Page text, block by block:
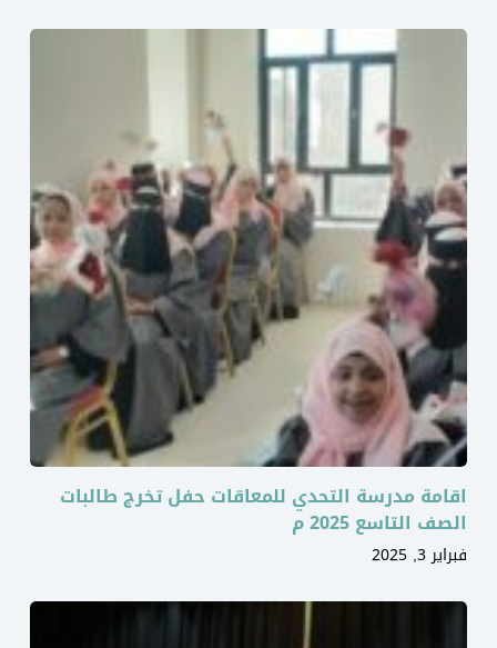
اقامة مدرسة التحدي للمعاقات حفل تخرج طالبات
الصف التاسع 2025 م
فبراير 3, 2025